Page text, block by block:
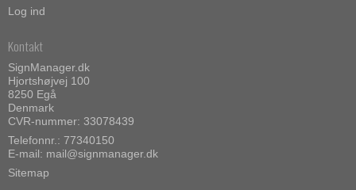
Log ind
Kontakt
SignManager.dk
Hjortshøjvej 100
8250 Egå
Denmark
CVR-nummer: 33078439
Telefonnr.: 77340150
E-mail: mail@signmanager.dk
Sitemap